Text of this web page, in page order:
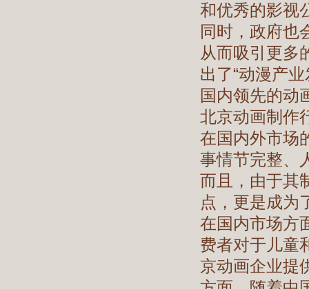
和优秀的影视
同时，政府也
从而吸引更多
出了“动漫产
国内领先的动
北京动画制作
在国内外市场
事情节完整、
而且，由于其
点，更是成为
在国内市场方
费者对于儿童
京动画企业提